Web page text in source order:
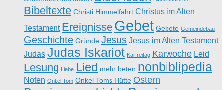
Bibeltexte Christi Himmelfahrt Christus im Alten
Testament Ereignisse Gebet Gebete Gemeindebau
Geschichte Gründe Jesus Jesus im Alten Testament
Judas Judas Iskariot Karfreitag Karwoche Leid
Lesung Liebe Lied mehr beten nonbiblipedia
Noten Onkel Tom Onkel Toms Hütte Ostern